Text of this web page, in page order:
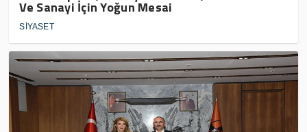
Ve Sanayi İçin Yoğun Mesai
SİYASET